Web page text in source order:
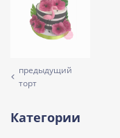
предыдущий
торт
Категории